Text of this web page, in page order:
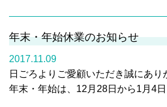
年末・年始休業のお知らせ
2017.11.09
日ごろよりご愛顧いただき誠にあり
年末・年始は、12月28日から1月4